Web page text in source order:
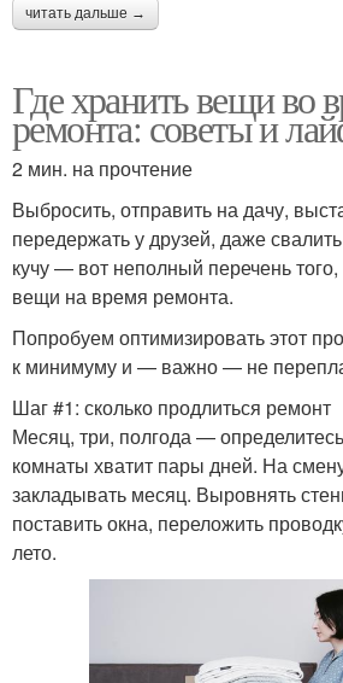
читать дальше →
Где хранить вещи во
ремонта: советы и
2 мин. на прочтение
Выбросить, отправить на дачу,
передержать у друзей, даже
кучу — вот неполный перечень
вещи на время ремонта.
Попробуем оптимизировать этот
к минимуму и — важно — не
Шаг #1: сколько продлиться ремонт
Месяц, три, полгода —
комнаты хватит пары дней. На
закладывать месяц. Выровнять
поставить окна, переложить
лето.